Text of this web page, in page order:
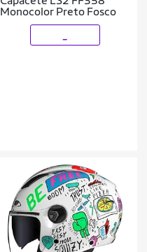
Monocolor Preto Fosco